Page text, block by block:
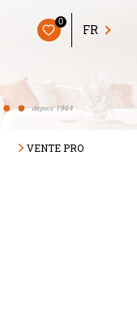
0
FR
VENTE PRO